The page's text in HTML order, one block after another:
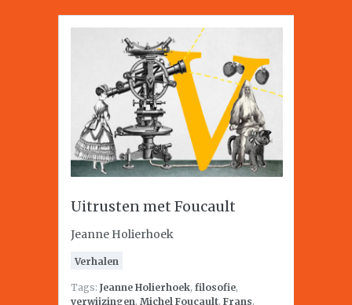
Uitrusten met Foucault
Jeanne Holierhoek
Verhalen
Tags: Jeanne Holierhoek, filosofie,
verwijzingen, Michel Foucault, Frans,